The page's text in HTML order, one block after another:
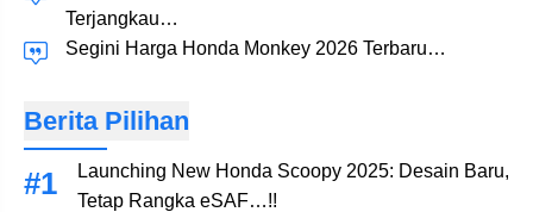
Terjangkau…
Segini Harga Honda Monkey 2026 Terbaru…
Berita Pilihan
Launching New Honda Scoopy 2025: Desain Baru,
Tetap Rangka eSAF…!!